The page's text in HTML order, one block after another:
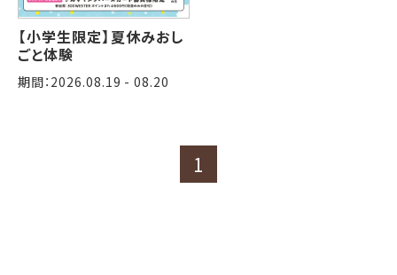
【小学生限定】夏休みおし
ごと体験
期間：2026.08.19 - 08.20
1